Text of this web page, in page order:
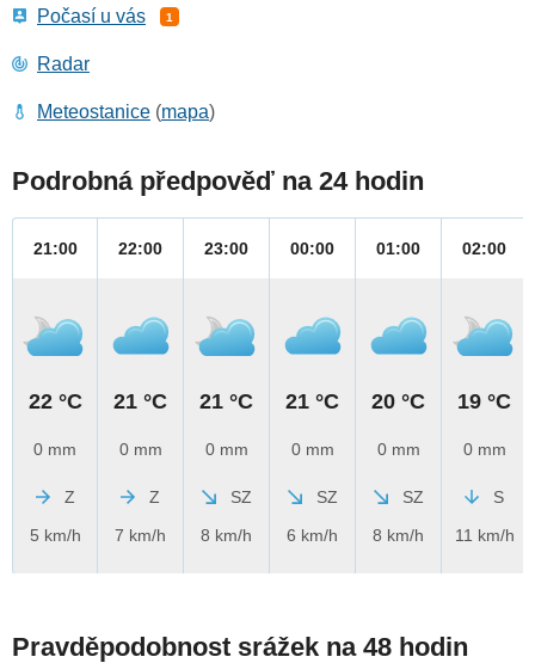
Počasí u vás 1
Radar
Meteostanice (mapa)
Podrobná předpověď na 24 hodin
21:00
22 °C
0 mm
Z
5 km/h
22:00
21 °C
0 mm
Z
7 km/h
23:00
21 °C
0 mm
SZ
8 km/h
00:00
21 °C
0 mm
SZ
6 km/h
01:00
20 °C
0 mm
SZ
8 km/h
02:00
19 °C
0 mm
S
11 km/h
Pravděpodobnost srážek na 48 hodin